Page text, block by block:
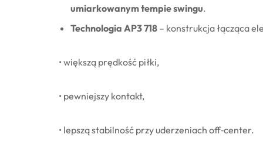
umiarkowanym tempie swingu.
Technologia AP3 718 – konstrukcja łącząca
• większą prędkość piłki,
• pewniejszy kontakt,
• lepszą stabilność przy uderzeniach off‑center.